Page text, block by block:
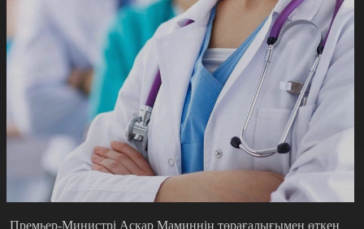
Премьер-Министрі Асқар Маминнің төрағалығымен өткен